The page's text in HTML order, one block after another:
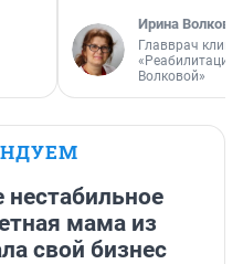
Ирина Волкова
Главврач
«Реабилитация
Волковой»
мама из
свой бизнес